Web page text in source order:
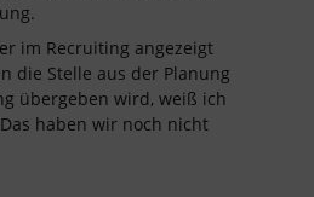
im Recruiting angezeigt
die Stelle aus der Planung
übergeben wird, weiß ich
haben wir noch nicht